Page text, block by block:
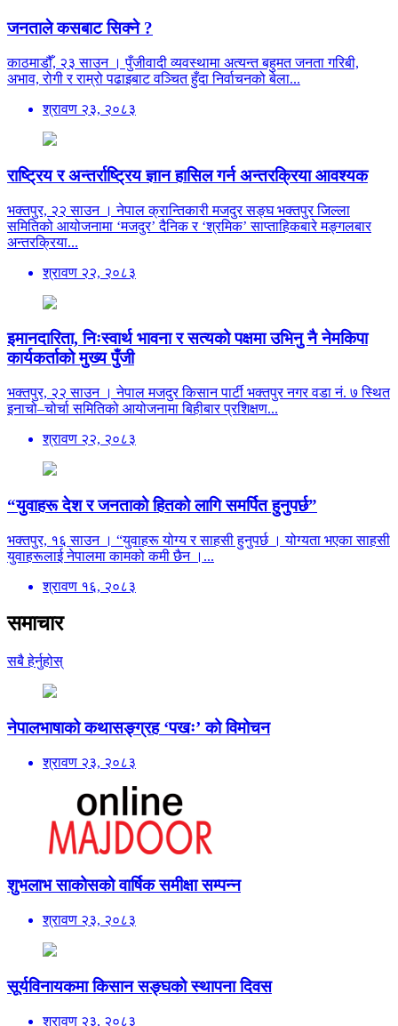
जनताले कसबाट सिक्ने ?
काठमाडौँ, २३ साउन । पुँजीवादी व्यवस्थामा अत्यन्त बहुमत जनता गरिबी,
अभाव, रोगी र राम्रो पढाइबाट वञ्चित हुँदा निर्वाचनको बेला...
श्रावण २३, २०८३
राष्ट्रिय र अन्तर्राष्ट्रिय ज्ञान हासिल गर्न अन्तरक्रिया आवश्यक
भक्तपुर, २२ साउन । नेपाल क्रान्तिकारी मजदुर सङ्घ भक्तपुर जिल्ला
समितिको आयोजनामा ‘मजदुर’ दैनिक र ‘श्रमिक’ साप्ताहिकबारे मङ्गलबार
अन्तरक्रिया...
श्रावण २२, २०८३
इमानदारिता, निःस्वार्थ भावना र सत्यको पक्षमा उभिनु नै नेमकिपा
कार्यकर्ताको मुख्य पुँजी
भक्तपुर, २२ साउन । नेपाल मजदुर किसान पार्टी भक्तपुर नगर वडा नं. ७ स्थित
इनाचो–चोर्चा समितिको आयोजनामा बिहीबार प्रशिक्षण...
श्रावण २२, २०८३
“युवाहरू देश र जनताको हितको लागि समर्पित हुनुपर्छ”
भक्तपुर, १६ साउन । “युवाहरू योग्य र साहसी हुनुपर्छ । योग्यता भएका साहसी
युवाहरूलाई नेपालमा कामको कमी छैन ।...
श्रावण १६, २०८३
समाचार
सबै हेर्नुहोस्
नेपालभाषाको कथासङ्ग्रह ‘पखः’ को विमोचन
श्रावण २३, २०८३
शुभलाभ साकोसको वार्षिक समीक्षा सम्पन्न
श्रावण २३, २०८३
सूर्यविनायकमा किसान सङ्घको स्थापना दिवस
श्रावण २३, २०८३